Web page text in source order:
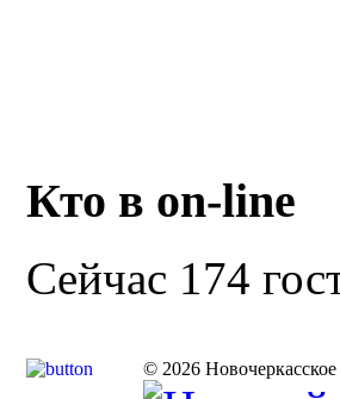
Кто в on-line
Сейчас 174
© 2026